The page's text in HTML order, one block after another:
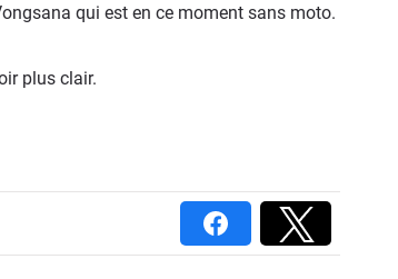
qui est en ce moment sans moto.
plus clair.